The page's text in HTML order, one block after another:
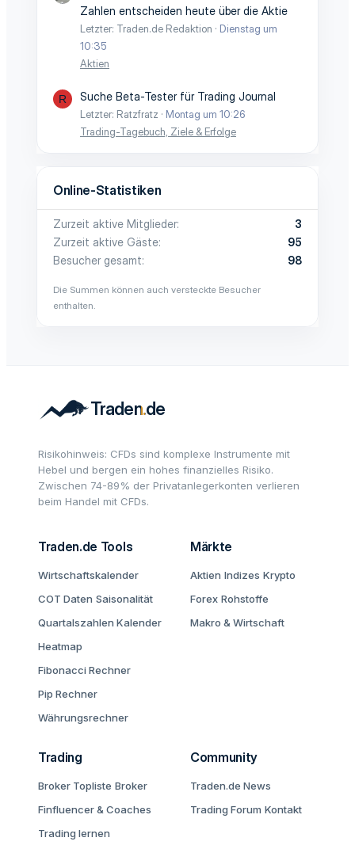
Zahlen entscheiden heute über die Aktie
Letzter: Traden.de Redaktion
Dienstag um
10:35
Aktien
R Suche Beta-Tester für Trading Journal
Letzter: Ratzfratz
Montag um 10:26
Trading-Tagebuch, Ziele & Erfolge
Online-Statistiken
Zurzeit aktive Mitglieder
3
Zurzeit aktive Gäste
95
Besucher gesamt
98
Die Summen können auch versteckte Besucher
enthalten.
Risikohinweis: CFDs sind komplexe Instrumente mit
Hebel und bergen ein hohes finanzielles Risiko.
Zwischen 74-89% der Privatanlegerkonten verlieren
beim Handel mit CFDs.
Traden.de Tools
Wirtschaftskalender
COT Daten Saisonalität
Quartalszahlen Kalender
Heatmap
Fibonacci Rechner
Pip Rechner
Währungsrechner
Märkte
Aktien Indizes Krypto
Forex Rohstoffe
Makro & Wirtschaft
Trading
Broker Topliste Broker
Finfluencer & Coaches
Trading lernen
Community
Traden.de News
Trading Forum Kontakt